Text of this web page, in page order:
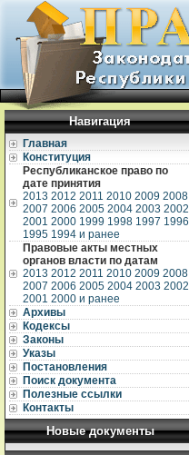
Навигация
Главная
Конституция
Республиканское право по
дате принятия
2013 2012 2011 2010 2009 2008
2007 2006 2005 2004 2003 2002
2001 2000 1999 1998 1997 1996
1995 1994 и ранее
Правовые акты местных
органов власти по датам
2013 2012 2011 2010 2009 2008
2007 2006 2005 2004 2003 2002
2001 2000 и ранее
Архивы
Кодексы
Законы
Указы
Постановления
Поиск документа
Полезные ссылки
Контакты
Новые документы